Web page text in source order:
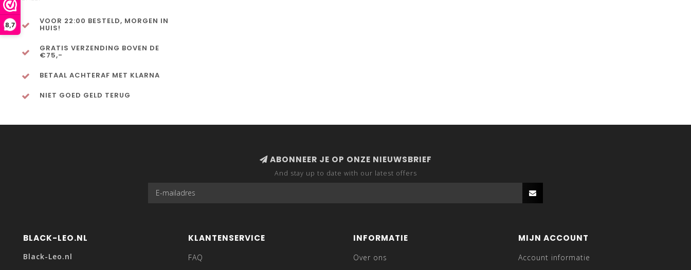
8,7 VOOR 22:00 BESTELD, MORGEN IN
HUIS!
GRATIS VERZENDING BOVEN DE
€75,-
BETAAL ACHTERAF MET KLARNA
NIET GOED GELD TERUG
ABONNEER JE OP ONZE NIEUWSBRIEF
And stay up to date with our latest offers
BLACK-LEO.NL
Black-Leo.nl
KLANTENSERVICE
FAQ
INFORMATIE
Over ons
MIJN ACCOUNT
Account informatie